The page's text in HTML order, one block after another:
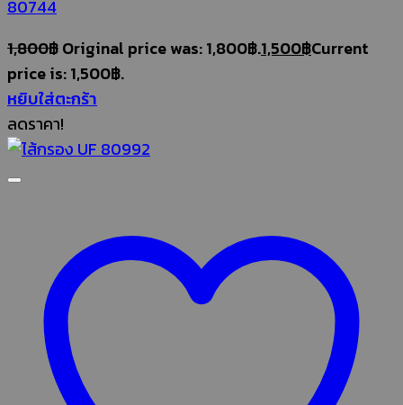
80744
1,800฿Original price was: 1,800฿.1,500฿Current
price is: 1,500฿.
หยิบใส่ตะกร้า
ลดราคา!